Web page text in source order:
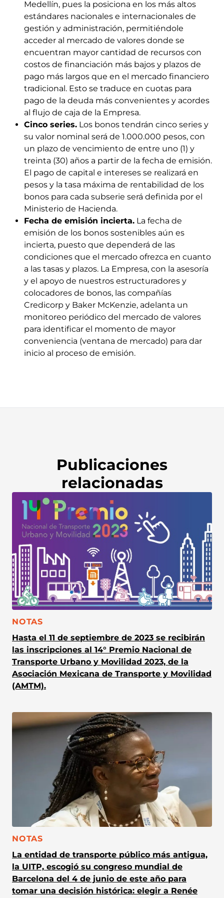
Medellín, pues la posiciona en los más altos
estándares nacionales e internacionales de
gestión y administración, permitiéndole
acceder al mercado de valores donde se
encuentran mayor cantidad de recursos con
costos de financiación más bajos y plazos de
pago más largos que en el mercado financiero
tradicional. Esto se traduce en cuotas para
pago de la deuda más convenientes y acordes
al flujo de caja de la Empresa.
Cinco series. Los bonos tendrán cinco series y
su valor nominal será de 1.000.000 pesos, con
un plazo de vencimiento de entre uno (1) y
treinta (30) años a partir de la fecha de emisión.
El pago de capital e intereses se realizará en
pesos y la tasa máxima de rentabilidad de los
bonos para cada subserie será definida por el
Ministerio de Hacienda.
Fecha de emisión incierta. La fecha de
emisión de los bonos sostenibles aún es
incierta, puesto que dependerá de las
condiciones que el mercado ofrezca en cuanto
a las tasas y plazos. La Empresa, con la asesoría
y el apoyo de nuestros estructuradores y
colocadores de bonos, las compañías
Credicorp y Baker McKenzie, adelanta un
monitoreo periódico del mercado de valores
para identificar el momento de mayor
conveniencia (ventana de mercado) para dar
inicio al proceso de emisión.
Publicaciones
relacionadas
CATEGORÍA:
NOTAS
Hasta el 11 de septiembre de 2023 se recibirán
las inscripciones al 14° Premio Nacional de
Transporte Urbano y Movilidad 2023, de la
Asociación Mexicana de Transporte y Movilidad
(AMTM).
CATEGORÍA:
NOTAS
La entidad de transporte público más antigua,
la UITP, escogió su congreso mundial de
Barcelona del 4 de junio de este año para
tomar una decisión histórica: elegir a Renée